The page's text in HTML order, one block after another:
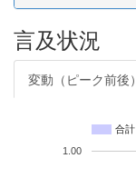
言及状況
変動（ピーク前後）
合計
1.00